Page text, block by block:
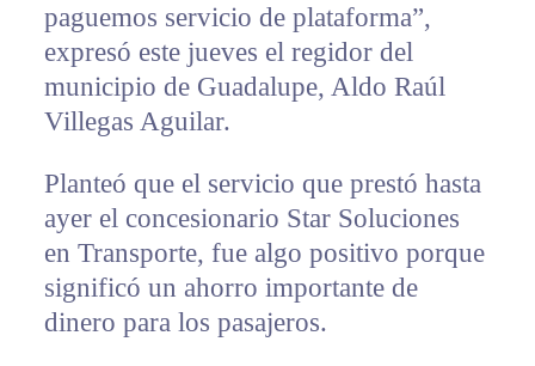
paguemos servicio de plataforma”,
expresó este jueves el regidor del
municipio de Guadalupe, Aldo Raúl
Villegas Aguilar.
Planteó que el servicio que prestó hasta
ayer el concesionario Star Soluciones
en Transporte, fue algo positivo porque
significó un ahorro importante de
dinero para los pasajeros.